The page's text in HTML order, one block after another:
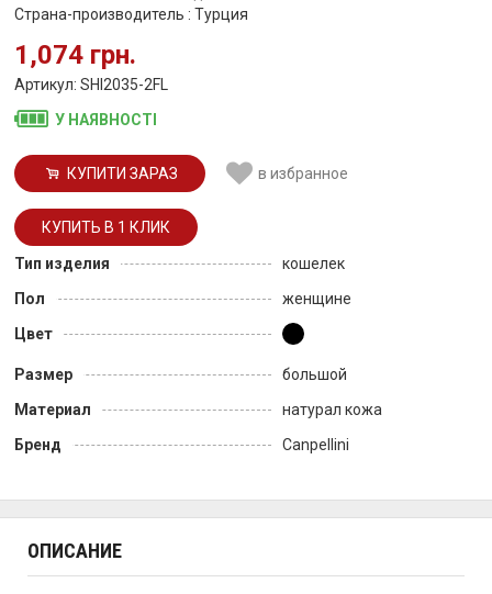
Страна-производитель : Турция
1,074 грн.
Артикул: SHI2035-2FL
У НАЯВНОСТІ
КУПИТИ ЗАРАЗ в избранное
Тип изделия
кошелек
Пол
женщине
Цвет
Размер
большой
Материал
натурал кожа
Бренд
Canpellini
ОПИСАНИЕ